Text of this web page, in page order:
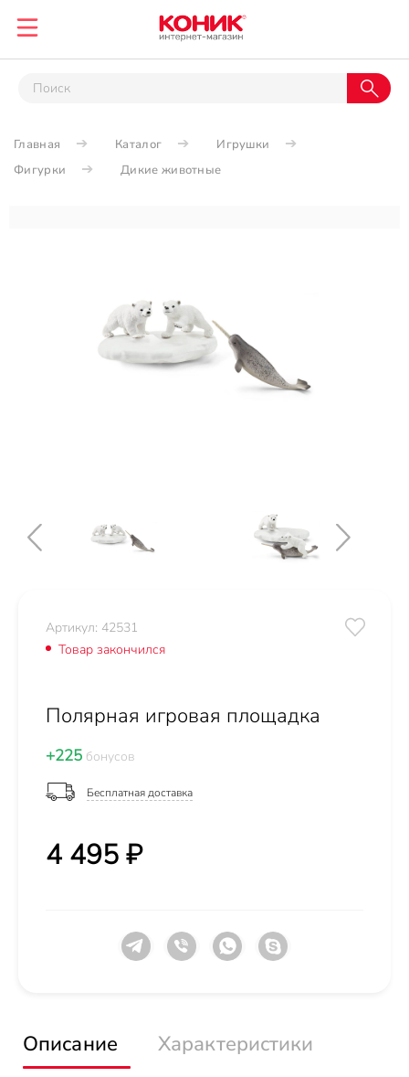
Главная Каталог
Игрушки
Фигурки
Дикие животные
Артикул: 42531
Товар закончился
Полярная игровая площадка
+225 бонусов
Бесплатная доставка
4 495 ₽
Описание
Характеристики